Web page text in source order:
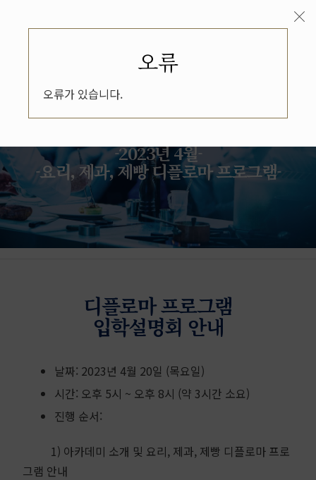
-2023년 4월-
-요리, 제과, 제빵 디플로마 프로그램-
디플로마 프로그램
입학설명회 안내
날짜: 2023년 4월 20일 (목요일)
시간: 오후 5시 ~ 오후 8시 (약 3시간 소요)
진행 순서:
1) 아카데미 소개 및 요리, 제과, 제빵 디플로마 프로
그램 안내
오류
오류가 있습니다.